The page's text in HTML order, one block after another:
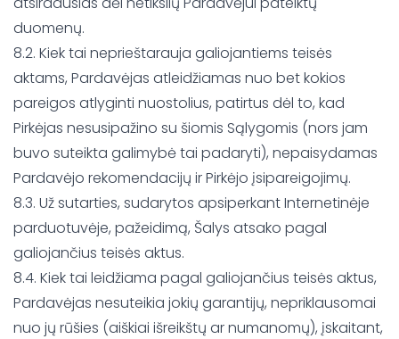
duomenų.
8.2. Kiek tai neprieštarauja galiojantiems teisės
aktams, Pardavėjas atleidžiamas nuo bet kokios
pareigos atlyginti nuostolius, patirtus dėl to, kad
Pirkėjas nesusipažino su šiomis Sąlygomis (nors jam
buvo suteikta galimybė tai padaryti), nepaisydamas
Pardavėjo rekomendacijų ir Pirkėjo įsipareigojimų.
8.3. Už sutarties, sudarytos apsiperkant Internetinėje
parduotuvėje, pažeidimą, Šalys atsako pagal
galiojančius teisės aktus.
8.4. Kiek tai leidžiama pagal galiojančius teisės aktus,
Pardavėjas nesuteikia jokių garantijų, nepriklausomai
nuo jų rūšies (aiškiai išreikštų ar numanomų), įskaitant,